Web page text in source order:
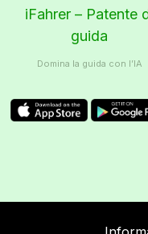
iFahrer – Patente
guida
Domina la guida con l’IA